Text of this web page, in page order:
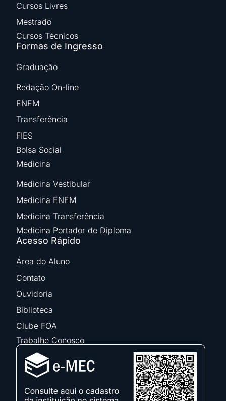
Cursos Livres
Mestrado
Cursos Técnicos
Formas de Ingresso
Graduação
Redação On-line
ENEM
Transferência
FIES
Bolsa Social
Medicina
Medicina Vestibular
Medicina ENEM
Medicina Transferência
Medicina Portador de Diploma
Acesso Rápido
Área do Aluno
Contato
Ouvidoria
Biblioteca
Clube FOA
Trabalhe Conosco